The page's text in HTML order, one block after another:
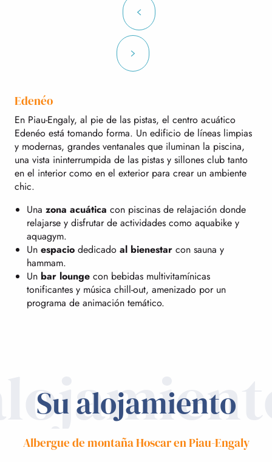
Edenéo
En Piau-Engaly, al pie de las pistas, el centro acuático
Edenéo está tomando forma. Un edificio de líneas limpias
y modernas, grandes ventanales que iluminan la piscina,
una vista ininterrumpida de las pistas y sillones club tanto
en el interior como en el exterior para crear un ambiente
chic.
Una zona acuática con piscinas de relajación donde
relajarse y disfrutar de actividades como aquabike y
aquagym.
Un espacio dedicado al bienestar con sauna y
hammam.
Un bar lounge con bebidas multivitamínicas
tonificantes y música chill-out, amenizado por un
programa de animación temático.
Su alojamiento
Albergue de montaña Hoscar en Piau-Engaly